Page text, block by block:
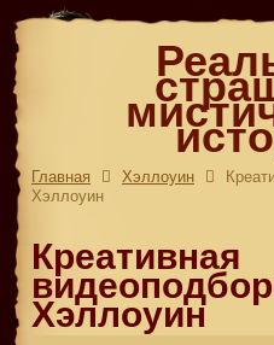
Главная Хэллоуин
Хэллоуин
Креативная
Хэллоуин